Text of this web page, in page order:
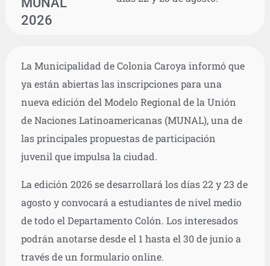
2026
La Municipalidad de Colonia Caroya informó que
ya están abiertas las inscripciones para una
nueva edición del Modelo Regional de la Unión
de Naciones Latinoamericanas (MUNAL), una de
las principales propuestas de participación
juvenil que impulsa la ciudad.
La edición 2026 se desarrollará los días 22 y 23 de
agosto y convocará a estudiantes de nivel medio
de todo el Departamento Colón. Los interesados
podrán anotarse desde el 1 hasta el 30 de junio a
través de un formulario online.